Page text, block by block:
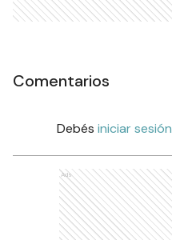
Comentarios
Debés iniciar sesión
Ads